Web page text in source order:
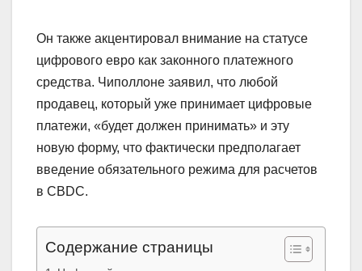
Он также акцентировал внимание на статусе
цифрового евро как законного платежного
средства. Чиполлоне заявил, что любой
продавец, который уже принимает цифровые
платежи, «будет должен принимать» и эту
новую форму, что фактически предполагает
введение обязательного режима для расчетов
в CBDC.
Содержание страницы